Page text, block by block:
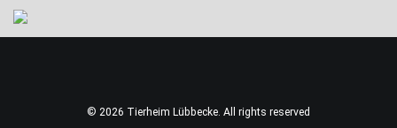
© 2026 Tierheim Lübbecke. All rights reserved